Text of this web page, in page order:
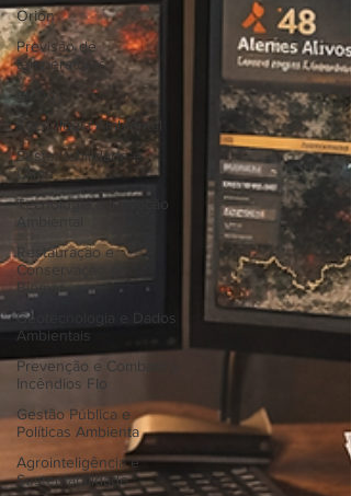
Orion
Previsão de
temperaturas
globo
Tecnologia Ambiental
Sustentabilidade e
Clima
Tecnologia e Inovação
Ambiental
Restauração e
Conservação de
Biomas
Geotecnologia e Dados
Ambientais
Prevenção e Combate a
Incêndios Flo
Gestão Pública e
Políticas Ambienta
Agrointeligência e
Sustentabilidade